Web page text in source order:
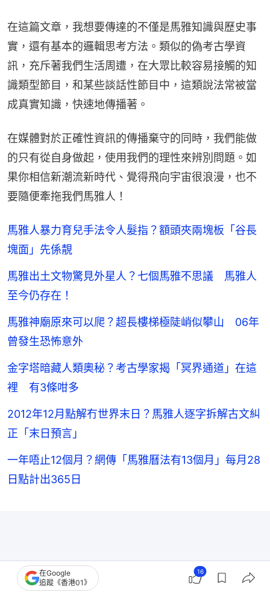
在這篇文章，我想要傳達的不僅是馬雅知識與歷史事
實，還有基本的邏輯思考方法。類似的偽考古學資
訊，充斥著我們生活周遭，在大眾比較容易接觸的知
識類型節目，和某些談話性節目中，這類說法常被當
成真實知識，快速地傳播著。
在媒體對於正確性資訊的傳播棄守的同時，我們能做
的只有從自身做起，使用我們的理性來辨別問題。如
果你相信新潮流新時代、覺得飛向宇宙很浪漫，也不
要隨便牽拖我們馬雅人！
馬雅人暴力育兒手法令人髮指？額頭夾兩塊板「谷長
塊面」先係靚
馬雅出土文物驚見外星人？七個馬雅不思議 馬雅人
至今仍存在！
馬雅神廟原來可以爬？超長樓梯極陡峭似攀山 06年
曾發生恐怖意外
金字塔暗藏人類奧秘？考古學家揭「冥界通道」在這
裡 有3條咁多
2012年12月點解冇世界末日？馬雅人逐字拆解古文糾
正「末日預言」
一年唔止12個月？網傳「馬雅曆法有13個月」每月28
日點計出365日
在Google
追蹤《香港01》
16